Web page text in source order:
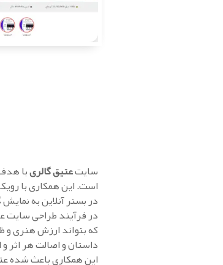
سایتعتیق گالریبا
است. این همکاری با
در بستر آنلاین به
در فرآیند طراحی سایت
که بتواند ارزش هنری و
داستان و اصالت هر اثر
این همکاری باعث شده